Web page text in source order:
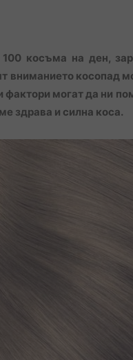
косъма на ден,
вниманието косопад
могат да ни
здрава и силна коса.